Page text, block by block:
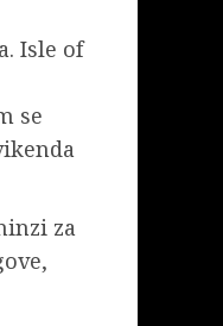
Isle of
se
za